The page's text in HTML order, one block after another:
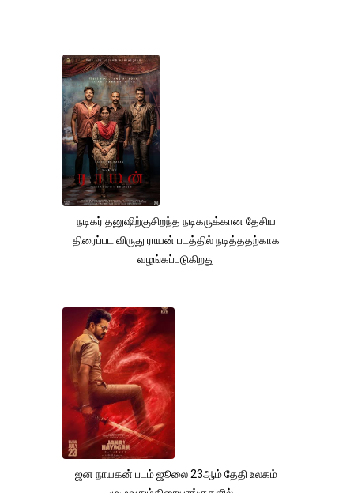
நடிகர் தனுஷிற்குசிறந்த நடிகருக்கான தேசிய
திரைப்பட விருது ராயன் படத்தில் நடித்ததற்காக
வழங்கப்படுகிறது
ஜன நாயகன் படம் ஜூலை 23ஆம் தேதி உலகம்